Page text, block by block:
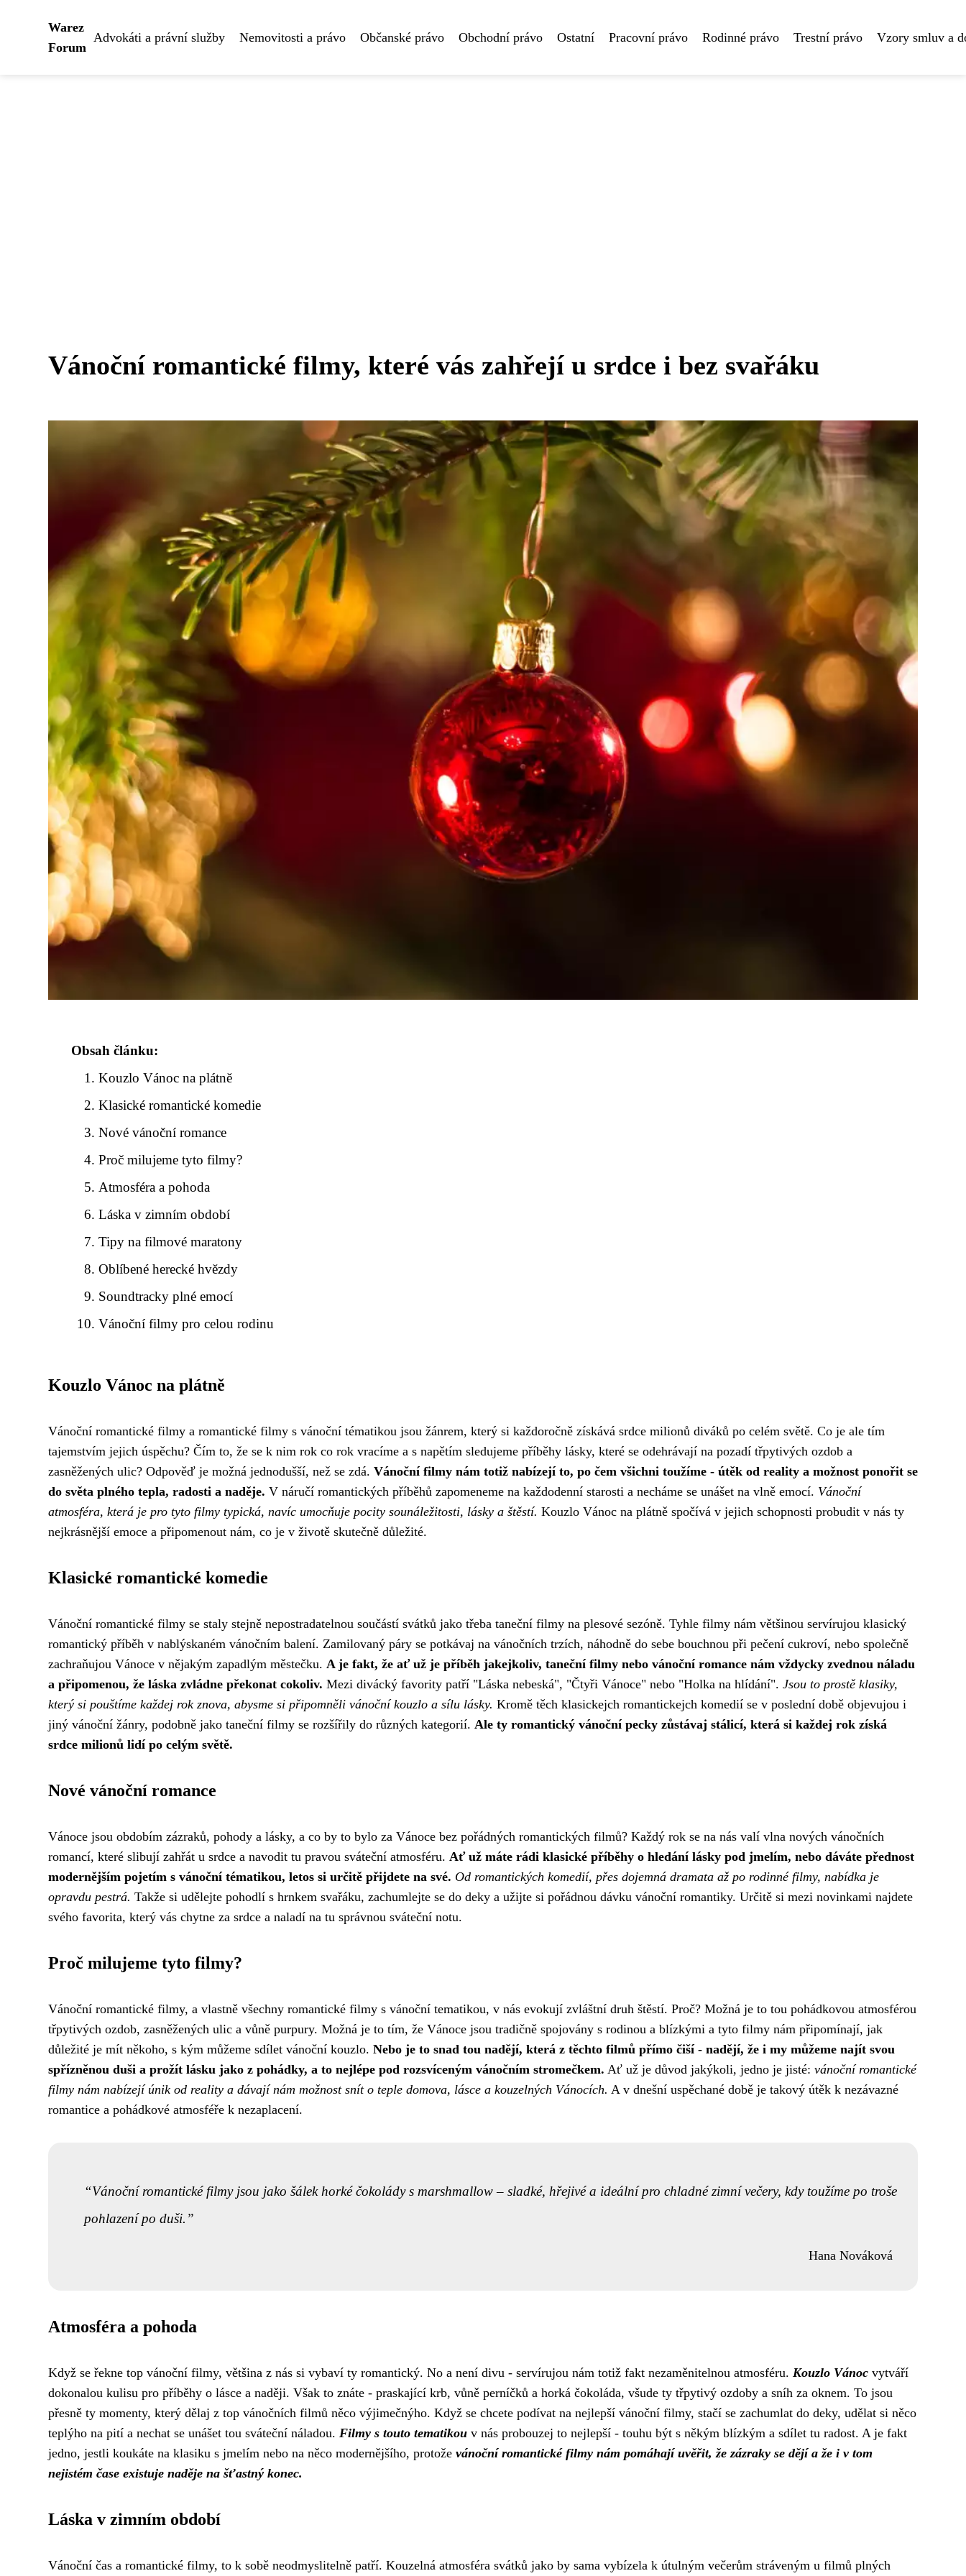
Warez
Forum
Advokáti a právní služby Nemovitosti a právo Občanské právo Obchodní právo Ostatní Pracovní právo Rodinné právo Trestní právo Vzory smluv a
Vánoční romantické filmy, které vás zahřejí u srdce i bez svařáku
Obsah článku:
Kouzlo Vánoc na plátně
Klasické romantické komedie
Nové vánoční romance
Proč milujeme tyto filmy?
Atmosféra a pohoda
Láska v zimním období
Tipy na filmové maratony
Oblíbené herecké hvězdy
Soundtracky plné emocí
Vánoční filmy pro celou rodinu
Kouzlo Vánoc na plátně
Vánoční romantické filmy a romantické filmy s vánoční tématikou jsou žánrem, který si každoročně získává srdce milionů diváků po celém světě. Co je ale tím
tajemstvím jejich úspěchu? Čím to, že se k nim rok co rok vracíme a s napětím sledujeme příběhy lásky, které se odehrávají na pozadí třpytivých ozdob a
zasněžených ulic? Odpověď je možná jednodušší, než se zdá. Vánoční filmy nám totiž nabízejí to, po čem všichni toužíme - útěk od reality a možnost ponořit se
do světa plného tepla, radosti a naděje. V náručí romantických příběhů zapomeneme na každodenní starosti a necháme se unášet na vlně emocí. Vánoční
atmosféra, která je pro tyto filmy typická, navíc umocňuje pocity sounáležitosti, lásky a štěstí. Kouzlo Vánoc na plátně spočívá v jejich schopnosti probudit v nás ty
nejkrásnější emoce a připomenout nám, co je v životě skutečně důležité.
Klasické romantické komedie
Vánoční romantické filmy se staly stejně nepostradatelnou součástí svátků jako třeba taneční filmy na plesové sezóně. Tyhle filmy nám většinou servírujou klasický
romantický příběh v nablýskaném vánočním balení. Zamilovaný páry se potkávaj na vánočních trzích, náhodně do sebe bouchnou při pečení cukroví, nebo společně
zachraňujou Vánoce v nějakým zapadlým městečku. A je fakt, že ať už je příběh jakejkoliv, taneční filmy nebo vánoční romance nám vždycky zvednou náladu
a připomenou, že láska zvládne překonat cokoliv. Mezi divácký favority patří "Láska nebeská", "Čtyři Vánoce" nebo "Holka na hlídání". Jsou to prostě klasiky,
který si pouštíme každej rok znova, abysme si připomněli vánoční kouzlo a sílu lásky. Kromě těch klasickejch romantickejch komedií se v poslední době objevujou i
jiný vánoční žánry, podobně jako taneční filmy se rozšířily do různých kategorií. Ale ty romantický vánoční pecky zůstávaj stálicí, která si každej rok získá
srdce milionů lidí po celým světě.
Nové vánoční romance
Vánoce jsou obdobím zázraků, pohody a lásky, a co by to bylo za Vánoce bez pořádných romantických filmů? Každý rok se na nás valí vlna nových vánočních
romancí, které slibují zahřát u srdce a navodit tu pravou sváteční atmosféru. Ať už máte rádi klasické příběhy o hledání lásky pod jmelím, nebo dáváte přednost
modernějším pojetím s vánoční tématikou, letos si určitě přijdete na své. Od romantických komedií, přes dojemná dramata až po rodinné filmy, nabídka je
opravdu pestrá. Takže si udělejte pohodlí s hrnkem svařáku, zachumlejte se do deky a užijte si pořádnou dávku vánoční romantiky. Určitě si mezi novinkami najdete
svého favorita, který vás chytne za srdce a naladí na tu správnou sváteční notu.
Proč milujeme tyto filmy?
Vánoční romantické filmy, a vlastně všechny romantické filmy s vánoční tematikou, v nás evokují zvláštní druh štěstí. Proč? Možná je to tou pohádkovou atmosférou
třpytivých ozdob, zasněžených ulic a vůně purpury. Možná je to tím, že Vánoce jsou tradičně spojovány s rodinou a blízkými a tyto filmy nám připomínají, jak
důležité je mít někoho, s kým můžeme sdílet vánoční kouzlo. Nebo je to snad tou nadějí, která z těchto filmů přímo čiší - nadějí, že i my můžeme najít svou
spřízněnou duši a prožít lásku jako z pohádky, a to nejlépe pod rozsvíceným vánočním stromečkem. Ať už je důvod jakýkoli, jedno je jisté: vánoční romantické
filmy nám nabízejí únik od reality a dávají nám možnost snít o teple domova, lásce a kouzelných Vánocích. A v dnešní uspěchané době je takový útěk k nezávazné
romantice a pohádkové atmosféře k nezaplacení.
Vánoční romantické filmy jsou jako šálek horké čokolády s marshmallow – sladké, hřejivé a ideální pro chladné zimní večery, kdy toužíme po troše
pohlazení po duši.
Hana Nováková
Atmosféra a pohoda
Když se řekne top vánoční filmy, většina z nás si vybaví ty romantický. No a není divu - servírujou nám totiž fakt nezaměnitelnou atmosféru. Kouzlo Vánoc vytváří
dokonalou kulisu pro příběhy o lásce a naději. Však to znáte - praskající krb, vůně perníčků a horká čokoláda, všude ty třpytivý ozdoby a sníh za oknem. To jsou
přesně ty momenty, který dělaj z top vánočních filmů něco výjimečnýho. Když se chcete podívat na nejlepší vánoční filmy, stačí se zachumlat do deky, udělat si něco
teplýho na pití a nechat se unášet tou sváteční náladou. Filmy s touto tematikou v nás probouzej to nejlepší - touhu být s někým blízkým a sdílet tu radost. A je fakt
jedno, jestli koukáte na klasiku s jmelím nebo na něco modernějšího, protože vánoční romantické filmy nám pomáhají uvěřit, že zázraky se dějí a že i v tom
nejistém čase existuje naděje na šťastný konec.
Láska v zimním období
Vánoční čas a romantické filmy, to k sobě neodmyslitelně patří. Kouzelná atmosféra svátků jako by sama vybízela k útulným večerům stráveným u filmů plných